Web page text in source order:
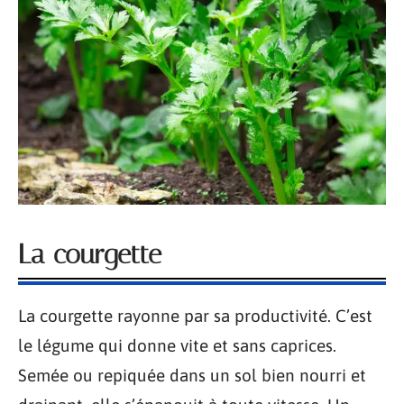
La courgette
La courgette rayonne par sa productivité. C’est
le légume qui donne vite et sans caprices.
Semée ou repiquée dans un sol bien nourri et